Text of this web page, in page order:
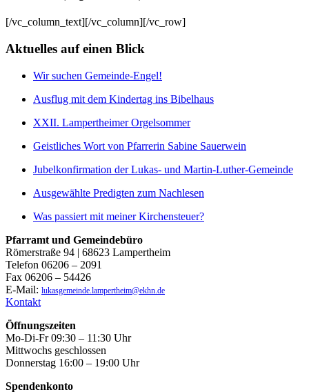
[/vc_column_text][/vc_column][/vc_row]
Aktuelles auf einen Blick
Wir suchen Gemeinde-Engel!
Ausflug mit dem Kindertag ins Bibelhaus
XXII. Lampertheimer Orgelsommer
Geistliches Wort von Pfarrerin Sabine Sauerwein
Jubelkonfirmation der Lukas- und Martin-Luther-Gemeinde
Ausgewählte Predigten zum Nachlesen
Was passiert mit meiner Kirchensteuer?
Pfarramt und Gemeindebüro
Römerstraße 94 | 68623 Lampertheim
Telefon 06206 – 2091
Fax 06206 – 54426
E-Mail: lukasgemeinde.lampertheim@ekhn.de
Kontakt
Öffnungszeiten
Mo-Di-Fr 09:30 – 11:30 Uhr
Mittwochs geschlossen
Donnerstag 16:00 – 19:00 Uhr
Spendenkonto